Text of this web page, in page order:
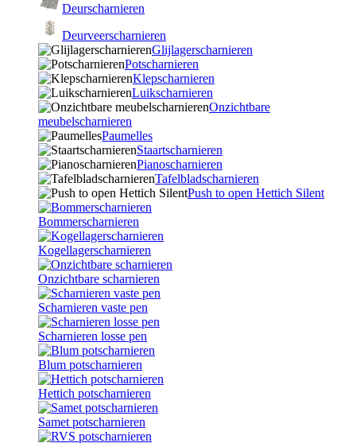
Deurscharnieren
Deurveerscharnieren
Glijlagerscharnieren
Potscharnieren
Klepscharnieren
Luikscharnieren
Onzichtbare
meubelscharnieren
Paumelles
Staartscharnieren
Pianoscharnieren
Tafelbladscharnieren
Push to open Hettich Silent
Bommerscharnieren
Kogellagerscharnieren
Onzichtbare scharnieren
Scharnieren vaste pen
Scharnieren losse pen
Blum potscharnieren
Hettich potscharnieren
Samet potscharnieren